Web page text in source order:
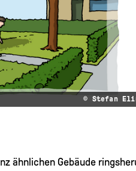
© Stefan
ähnlichen Gebäude